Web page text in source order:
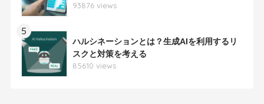
93876 views
5
ハルシネーションとは？生成AIを利用するリ
スクと対策を考える
85610 views